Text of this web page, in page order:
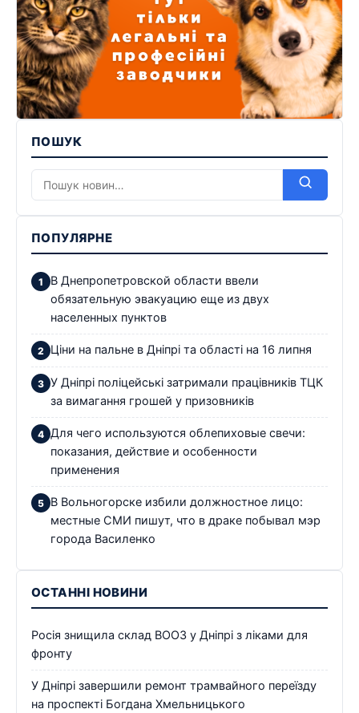
ПОШУК
ПОПУЛЯРНЕ
В Днепропетровской области ввели
обязательную эвакуацию еще из двух
населенных пунктов
Ціни на пальне в Дніпрі та області на 16 липня
У Дніпрі поліцейські затримали працівників ТЦК
за вимагання грошей у призовників
Для чего используются облепиховые свечи:
показания, действие и особенности
применения
В Вольногорске избили должностное лицо:
местные СМИ пишут, что в драке побывал мэр
города Василенко
ОСТАННІ НОВИНИ
Росія знищила склад ВООЗ у Дніпрі з ліками для
фронту
У Дніпрі завершили ремонт трамвайного переїзду
на проспекті Богдана Хмельницького